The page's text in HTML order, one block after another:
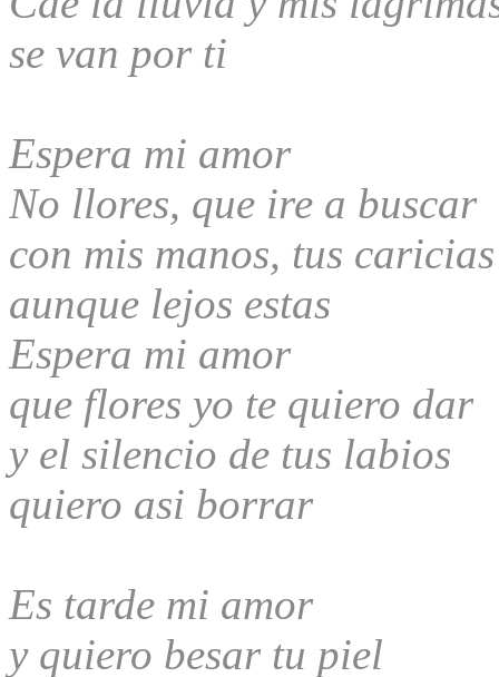
se van por ti
Espera mi amor
No llores, que ire a buscar
con mis manos, tus caricias
aunque lejos estas
Espera mi amor
que flores yo te quiero dar
y el silencio de tus labios
quiero asi borrar
Es tarde mi amor
y quiero besar tu piel